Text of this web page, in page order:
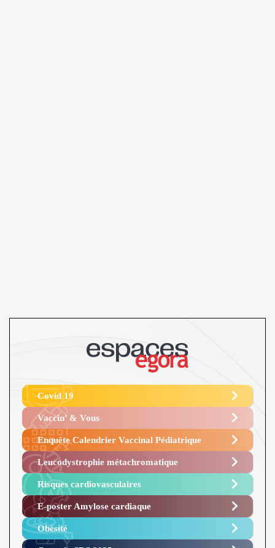
Covid 19
Vaccin’ & Vous
Enquête Calendrier Vaccinal Pédiatrique
Leucodystrophie métachromatique
Risques cardiovasculaires
E-poster Amylose cardiaque ​
Obésité ​